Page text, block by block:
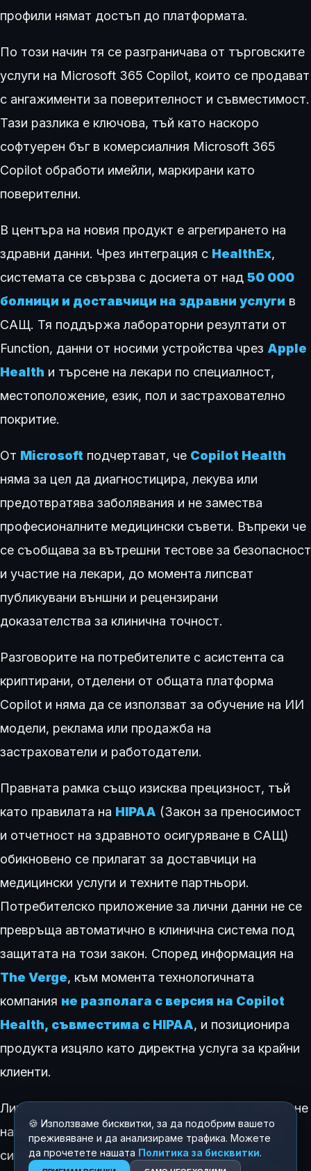
профили нямат достъп до платформата.
По този начин тя се разграничава от търговските
услуги на Microsoft 365 Copilot, които се продават
с ангажименти за поверителност и съвместимост.
Тази разлика е ключова, тъй като наскоро
софтуерен бъг в комерсиалния Microsoft 365
Copilot обработи имейли, маркирани като
поверителни.
В центъра на новия продукт е агрегирането на
здравни данни. Чрез интеграция с HealthEx,
системата се свързва с досиета от над 50 000
болници и доставчици на здравни услуги в
САЩ. Тя поддържа лабораторни резултати от
Function, данни от носими устройства чрез Apple
Health и търсене на лекари по специалност,
местоположение, език, пол и застрахователно
покритие.
От Microsoft подчертават, че Copilot Health
няма за цел да диагностицира, лекува или
предотвратява заболявания и не замества
професионалните медицински съвети. Въпреки че
се съобщава за вътрешни тестове за безопасност
и участие на лекари, до момента липсват
публикувани външни и рецензирани
доказателства за клинична точност.
Разговорите на потребителите с асистента са
криптирани, отделени от общата платформа
Copilot и няма да се използват за обучение на ИИ
модели, реклама или продажба на
застрахователи и работодатели.
Правната рамка също изисква прецизност, тъй
като правилата на HIPAA (Закон за преносимост
и отчетност на здравното осигуряване в САЩ)
обикновено се прилагат за доставчици на
медицински услуги и техните партньори.
Потребителско приложение за лични данни не се
превръща автоматично в клинична система под
защитата на този закон. Според информация на
The Verge, към момента технологичната
компания не разполага с версия на Copilot
Health, съвместима с HIPAA, и позиционира
продукта изцяло като директна услуга за крайни
клиенти.
Липсата на регулаторна обвързаност по HIPAA не
намалява риска, тъй като здравните досиета,
симптомите и застрахователните детайли
🍪 Използваме бисквитки, за да подобрим вашето
преживяване и да анализираме трафика. Можете
да прочетете нашата Политика за бисквитки.